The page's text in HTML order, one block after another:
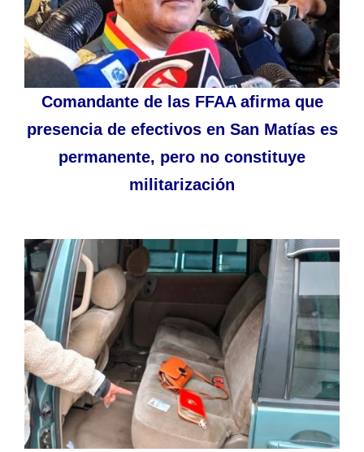
Comandante de las FFAA afirma que
presencia de efectivos en San Matías es
permanente, pero no constituye
militarización